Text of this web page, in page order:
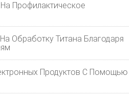
Профилактическое
Обработку Титана Благодаря
Продуктов С Помощью